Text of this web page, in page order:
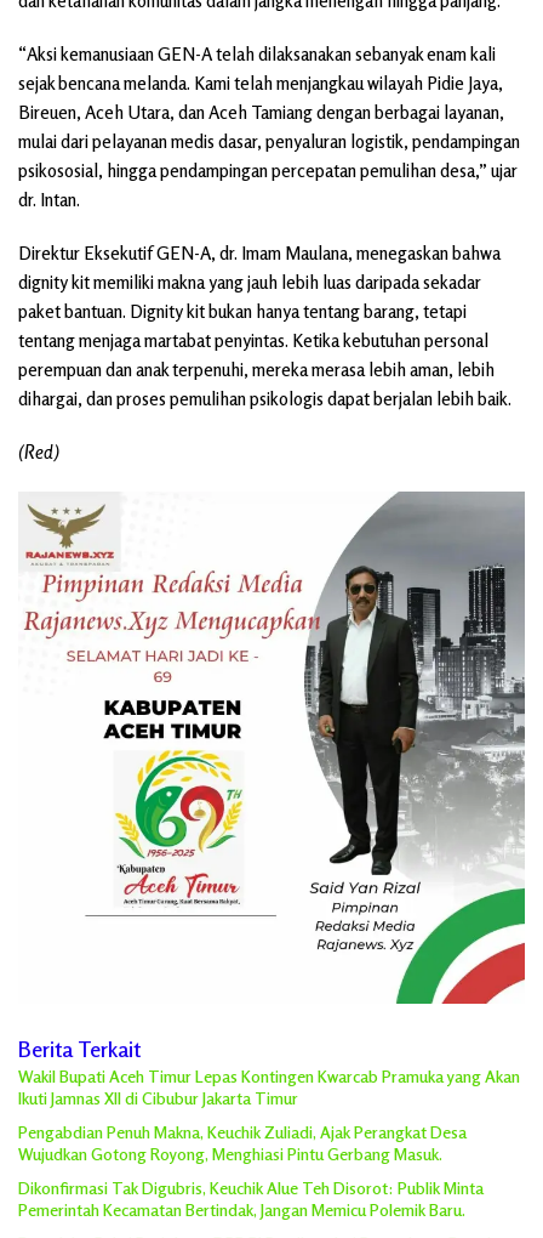
“Aksi kemanusiaan GEN-A telah dilaksanakan sebanyak enam kali
sejak bencana melanda. Kami telah menjangkau wilayah Pidie Jaya,
Bireuen, Aceh Utara, dan Aceh Tamiang dengan berbagai layanan,
mulai dari pelayanan medis dasar, penyaluran logistik, pendampingan
psikososial, hingga pendampingan percepatan pemulihan desa,” ujar
dr. Intan.
Direktur Eksekutif GEN-A, dr. Imam Maulana, menegaskan bahwa
dignity kit memiliki makna yang jauh lebih luas daripada sekadar
paket bantuan. Dignity kit bukan hanya tentang barang, tetapi
tentang menjaga martabat penyintas. Ketika kebutuhan personal
perempuan dan anak terpenuhi, mereka merasa lebih aman, lebih
dihargai, dan proses pemulihan psikologis dapat berjalan lebih baik.
(Red)
Berita Terkait
Wakil Bupati Aceh Timur Lepas Kontingen Kwarcab Pramuka yang Akan
Ikuti Jamnas XII di Cibubur Jakarta Timur
Pengabdian Penuh Makna, Keuchik Zuliadi, Ajak Perangkat Desa
Wujudkan Gotong Royong, Menghiasi Pintu Gerbang Masuk.
Dikonfirmasi Tak Digubris, Keuchik Alue Teh Disorot: Publik Minta
Pemerintah Kecamatan Bertindak, Jangan Memicu Polemik Baru.